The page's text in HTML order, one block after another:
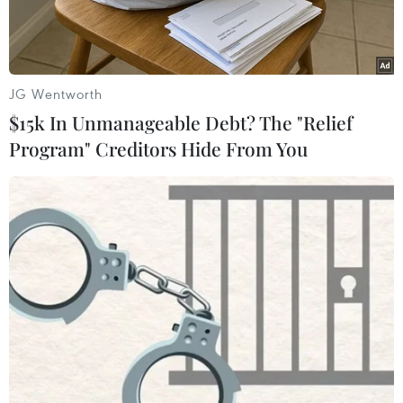
Medvedev vô địch Cincinnati Open 2019. (Nguồn: AP)
Sau khi thắng sốc Novak Djokovic, Daniil
Medvedev tiếp tục hạ gục David Goffin 7-6, 6-4
ở chung kết, để giành chức vô địch Cincinnati
Open 2019.
Đây cũng là danh hiệu ATP Masters 1000 đầu
tiên mà tay vợt 23 tuổi người Nga này giành
JG Wentworth
$15k In Unmanageable Debt? The "Relief
Program" Creditors Hide From You